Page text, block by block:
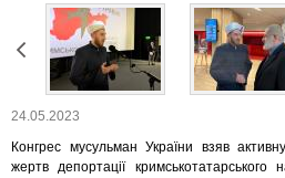
24.05.2023
Конгрес мусульман України взяв
жертв депортації